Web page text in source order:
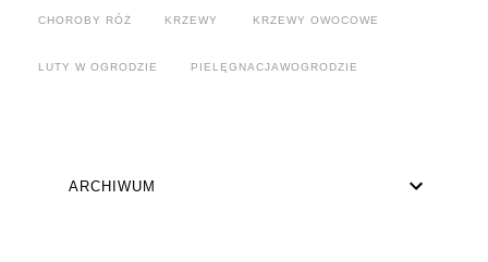
CHOROBY RÓŻ KRZEWY KRZEWY OWOCOWE
LUTY W OGRODZIE PIELĘGNACJAWOGRODZIE
ARCHIWUM